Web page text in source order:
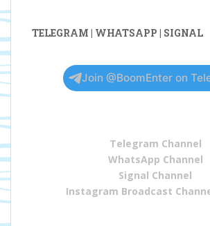
TELEGRAM | WHATSAPP | SIGNAL
Join @BoomEnter on
Telegram Channel
WhatsApp Channel
Signal Channel
Instagram Broadcast